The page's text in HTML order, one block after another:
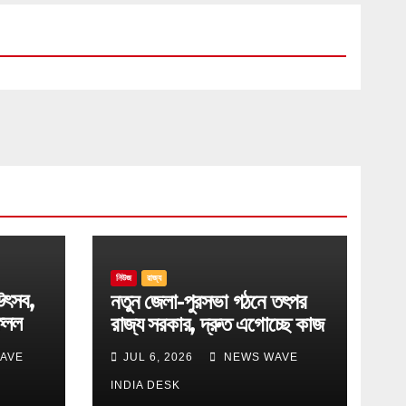
নিউজ রাজ্য
নতুন জেলা-পুরসভা গঠনে তৎপর
রাজ্য সরকার, দ্রুত এগোচ্ছে কাজ
JUL 6, 2026 NEWS WAVE
INDIA DESK